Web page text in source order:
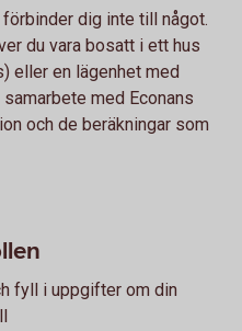
dig inte till något.
du vara bosatt i ett hus
eller en lägenhet med
med Econans
och de beräkningar som
fyll i uppgifter om din